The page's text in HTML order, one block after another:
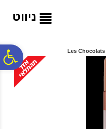
ניווט